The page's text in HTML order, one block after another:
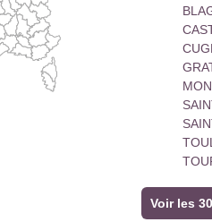
Voir les